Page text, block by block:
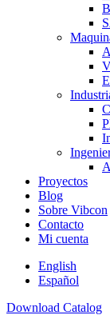
Proyectos
Blog
Sobre Vibcon
Contacto
Mi cuenta
English
Español
Download Catalog